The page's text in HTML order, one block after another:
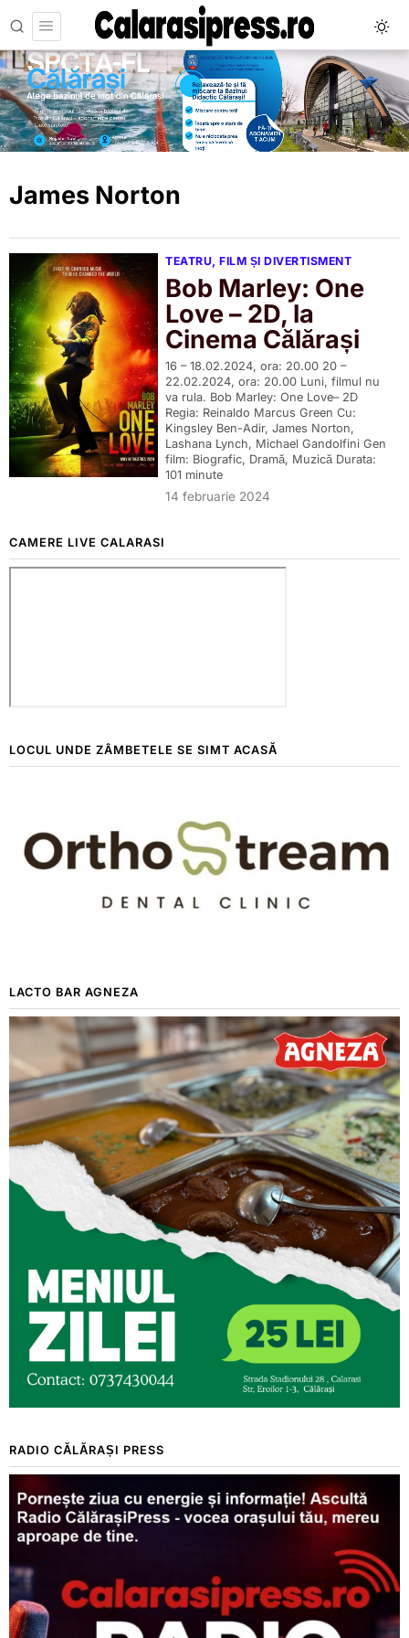
James Norton
TEATRU, FILM ȘI DIVERTISMENT
Bob Marley: One
Love – 2D, la
Cinema Călărași
16 – 18.02.2024, ora: 20.00 20 –
22.02.2024, ora: 20.00 Luni, filmul nu
va rula. Bob Marley: One Love– 2D
Regia: Reinaldo Marcus Green Cu:
Kingsley Ben-Adir, James Norton,
Lashana Lynch, Michael Gandolfini Gen
film: Biografic, Dramă, Muzică Durata:
101 minute
14 februarie 2024
CAMERE LIVE CALARASI
LOCUL UNDE ZÂMBETELE SE SIMT ACASĂ
LACTO BAR AGNEZA
RADIO CĂLĂRAȘI PRESS